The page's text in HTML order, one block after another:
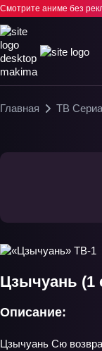
Смотрите аниме без
Главная ТВ
Цзычуань (1
Описание:
Цзычуань Сю